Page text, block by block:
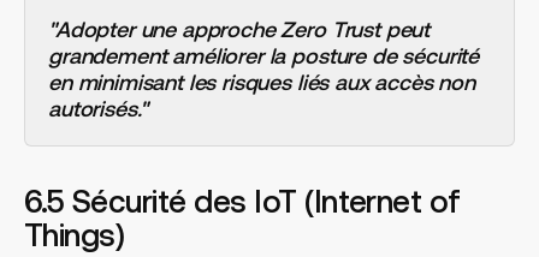
"Adopter une approche Zero Trust peut
grandement améliorer la posture de sécurité
en minimisant les risques liés aux accès non
autorisés."
6.5 Sécurité des IoT (Internet of
Things)